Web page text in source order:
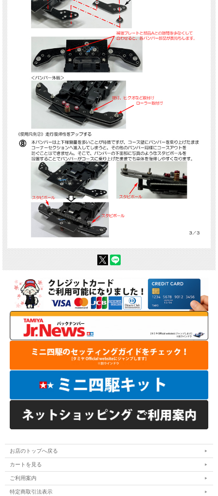
お店のトップへ戻る
カートを見る
ご利用案内
特定商取引法表示